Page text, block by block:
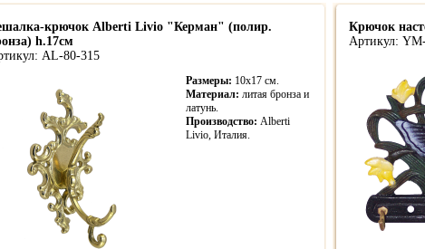
крючок Alberti Livio "Керман" (полир.
h.17см
AL-80-315
Размеры: 10х17 см.
Материал: литая бронза и
латунь.
Производство: Alberti
Livio, Италия.
Крючок
Артикул: